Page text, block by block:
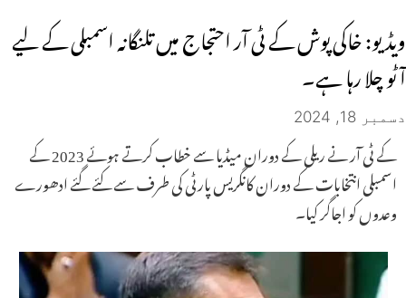
ویڈیو: خاکی پوش کے ٹی آر احتجاج میں تلنگانہ اسمبلی کے لیے
آٹو چلا رہا ہے۔
دسمبر 18, 2024
کے ٹی آر نے ریلی کے دوران میڈیا سے خطاب کرتے ہوئے 2023 کے
اسمبلی انتخابات کے دوران کانگریس پارٹی کی طرف سے کئے گئے ادھورے
وعدوں کو اجاگر کیا۔